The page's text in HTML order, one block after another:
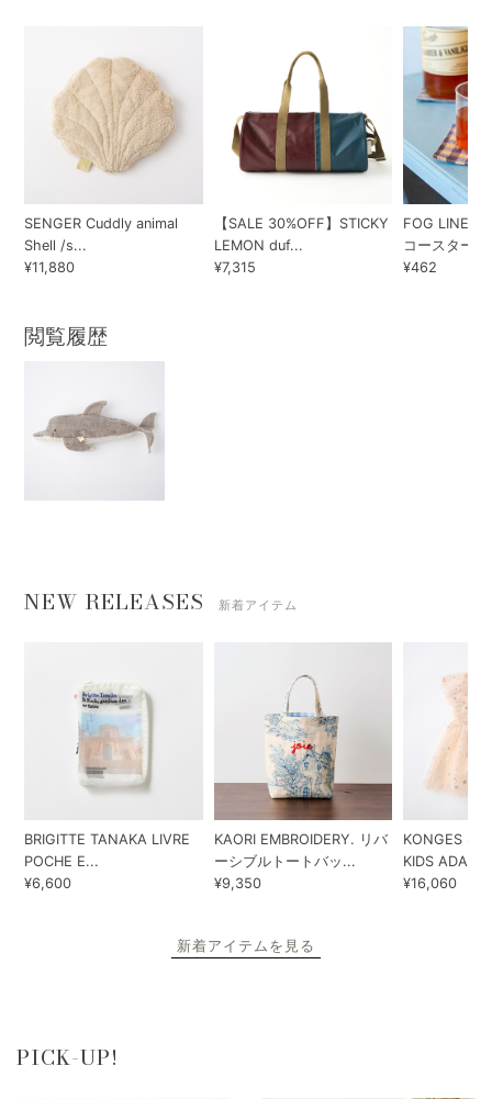
SENGER Cuddly animal
Shell /s...
¥11,880
【SALE 30%OFF】STICKY
LEMON duf...
¥7,315
FOG LINEN
コースター
¥462
閲覧履歴
NEW RELEASES 新着アイテム
BRIGITTE TANAKA LIVRE
POCHE E...
¥6,600
KAORI EMBROIDERY. リバ
ーシブルトートバッ...
¥9,350
KONGES
KIDS ADA...
¥16,060
新着アイテムを見る
PICK-UP!